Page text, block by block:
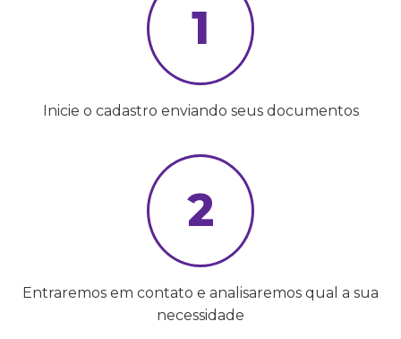
1
Inicie o cadastro enviando seus documentos
2
Entraremos em contato e analisaremos qual a sua
necessidade